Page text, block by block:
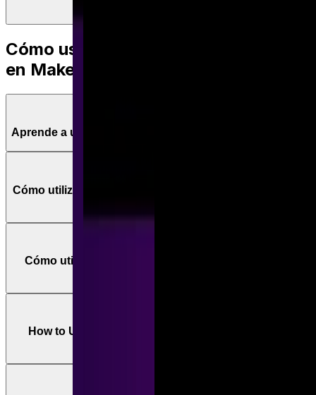
Cómo usar funciones Matemáticas
en Make
Aprende a utilizar las funciones matemáticas en Make
Cómo utilizar la función Average en 5 casos prácticos:
Cómo utilizar la función Ceil en 5 casos prácticos:
How to Use Max and Min Functions in 5 Practical